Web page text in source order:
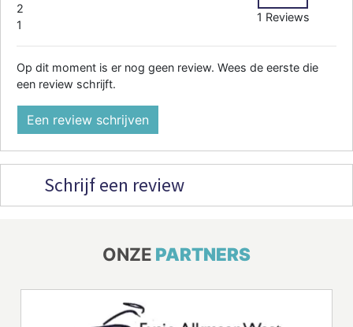
2
1
1 Reviews
Op dit moment is er nog geen review. Wees de eerste die
een review schrijft.
Een review schrijven
Schrijf een review
ONZE PARTNERS